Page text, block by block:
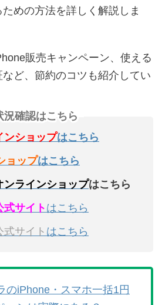
めの方法を詳しく解説しま
販売キャンペーン、使える
ど、節約のコツも紹介してい
確認はこちら
ンショップはこちら
ョップはこちら
ンラインショップはこちら
式サイト はこちら
式サイト はこちら
のiPhone・スマホ一括1円